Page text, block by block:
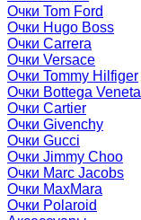
Очки Tom Ford
Очки Hugo Boss
Очки Carrera
Очки Versace
Очки Tommy Hilfiger
Очки Bottega Veneta
Очки Cartier
Очки Givenchy
Очки Gucci
Очки Jimmy Choo
Очки Marc Jacobs
Очки MaxMara
Очки Polaroid